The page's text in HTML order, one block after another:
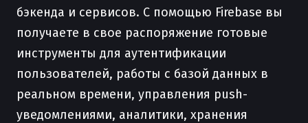
бэкенда и сервисов. С помощью Firebase вы
получаете в свое распоряжение готовые
инструменты для аутентификации
пользователей, работы с базой данных в
реальном времени, управления push-
уведомлениями, аналитики, хранения